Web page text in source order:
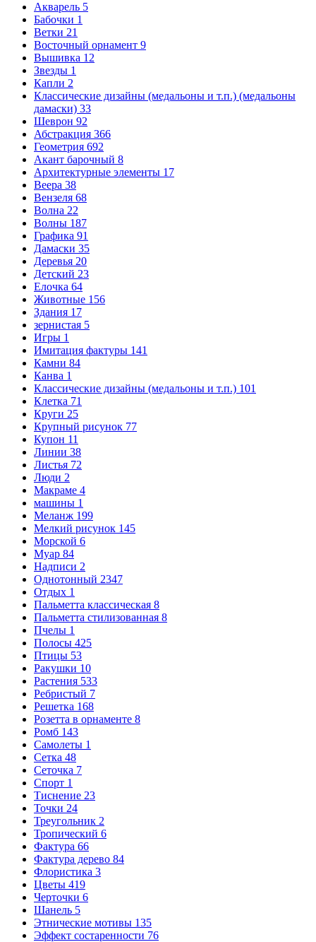
Акварель 5
Бабочки 1
Ветки 21
Восточный орнамент 9
Вышивка 12
Звезды 1
Капли 2
Классические дизайны (медальоны и т.п.) (медальоны
дамаски) 33
Шеврон 92
Абстракция 366
Геометрия 692
Акант барочный 8
Архитектурные элементы 17
Веера 38
Вензеля 68
Волна 22
Волны 187
Графика 91
Дамаски 35
Деревья 20
Детский 23
Елочка 64
Животные 156
Здания 17
зернистая 5
Игры 1
Имитация фактуры 141
Камни 84
Канва 1
Классические дизайны (медальоны и т.п.) 101
Клетка 71
Круги 25
Крупный рисунок 77
Купон 11
Линии 38
Листья 72
Люди 2
Макраме 4
машины 1
Меланж 199
Мелкий рисунок 145
Морской 6
Муар 84
Надписи 2
Однотонный 2347
Отдых 1
Пальметта классическая 8
Пальметта стилизованная 8
Пчелы 1
Полосы 425
Птицы 53
Ракушки 10
Растения 533
Ребристый 7
Решетка 168
Розетта в орнаменте 8
Ромб 143
Самолеты 1
Сетка 48
Сеточка 7
Спорт 1
Тиснение 23
Точки 24
Треугольник 2
Тропический 6
Фактура 66
Фактура дерево 84
Флористика 3
Цветы 419
Черточки 6
Шанель 5
Этнические мотивы 135
Эффект состаренности 76